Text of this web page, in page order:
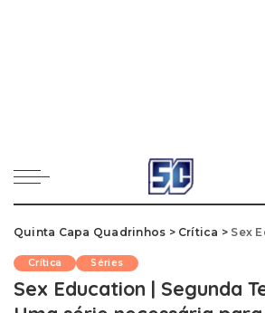
Quinta Capa Quadrinhos > Crítica > Sex Education |
Crítica Séries
Sex Education | Segunda